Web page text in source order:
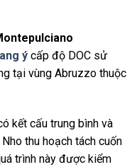
ý cấp độ DOC sử
tại vùng Abruzzo thuộc
kết cấu trung bình và
thu hoạch tách cuốn
trình này được kiểm